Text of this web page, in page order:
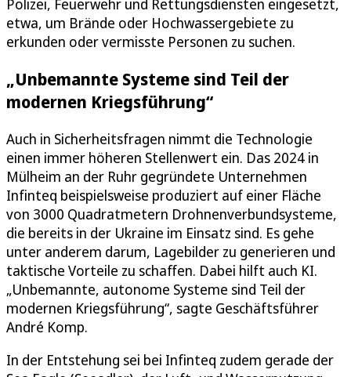
Polizei, Feuerwehr und Rettungsdiensten eingesetzt,
etwa, um Brände oder Hochwassergebiete zu
erkunden oder vermisste Personen zu suchen.
„Unbemannte Systeme sind Teil der
modernen Kriegsführung“
Auch in Sicherheitsfragen nimmt die Technologie
einen immer höheren Stellenwert ein. Das 2024 in
Mülheim an der Ruhr gegründete Unternehmen
Infinteq beispielsweise produziert auf einer Fläche
von 3000 Quadratmetern Drohnenverbundsysteme,
die bereits in der Ukraine im Einsatz sind. Es gehe
unter anderem darum, Lagebilder zu generieren und
taktische Vorteile zu schaffen. Dabei hilft auch KI.
„Unbemannte, autonome Systeme sind Teil der
modernen Kriegsführung“, sagte Geschäftsführer
André Komp.
In der Entstehung sei bei Infinteq zudem gerade der